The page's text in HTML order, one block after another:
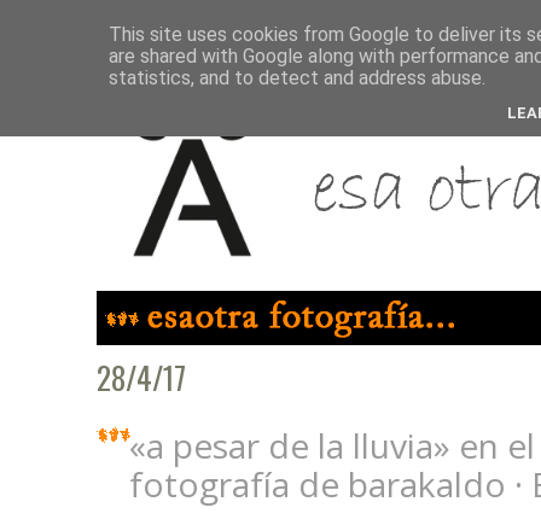
28/4/17
«a pesar de la lluvia» en
fotografía de barakaldo ·
This site uses cookies from Google to deliver its
are shared with Google along with performance
statistics, and to detect and address abuse.